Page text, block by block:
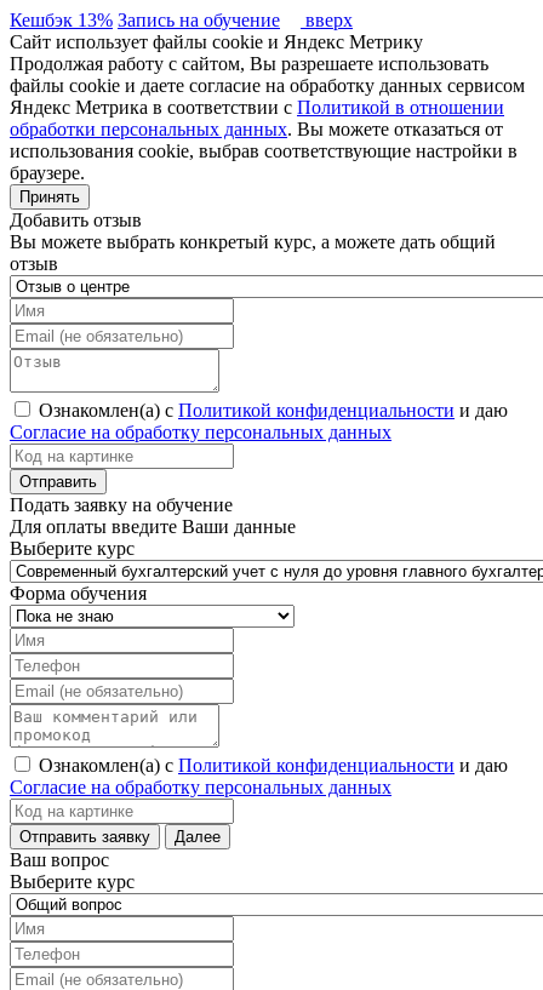
Кешбэк 13% Запись на обучение
вверх
Сайт использует файлы cookie и Яндекс Метрику
Продолжая работу с сайтом, Вы разрешаете использовать
файлы cookie и даете согласие на обработку данных сервисом
Яндекс Метрика в соответствии с Политикой в отношении
обработки персональных данных. Вы можете отказаться от
использования cookie, выбрав соответствующие настройки в
браузере.
Принять
Добавить отзыв
Вы можете выбрать конкретый курс, а можете дать общий
отзыв
Ознакомлен(а) с Политикой конфиденциальности и даю
Согласие на обработку персональных данных
Подать заявку на обучение
Для оплаты введите Ваши данные
Выберите курс
Форма обучения
Ознакомлен(а) с Политикой конфиденциальности и даю
Согласие на обработку персональных данных
Ваш вопрос
Выберите курс